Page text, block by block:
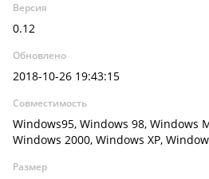
Версия
0.12
Обновлено
2018-10-26 19:43:15
Совместимость
Windows95, Windows 98, Windows
Windows 2000, Windows XP,
Размер